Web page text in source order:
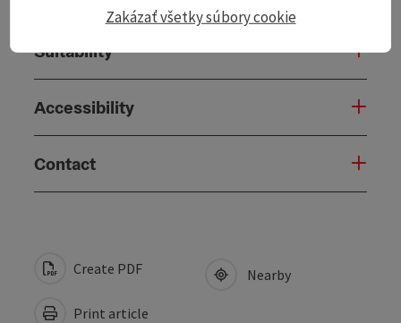
Suitability
Accessibility
Contact
Create PDF
Print article
Nearby
Zakázať všetky súbory cookie